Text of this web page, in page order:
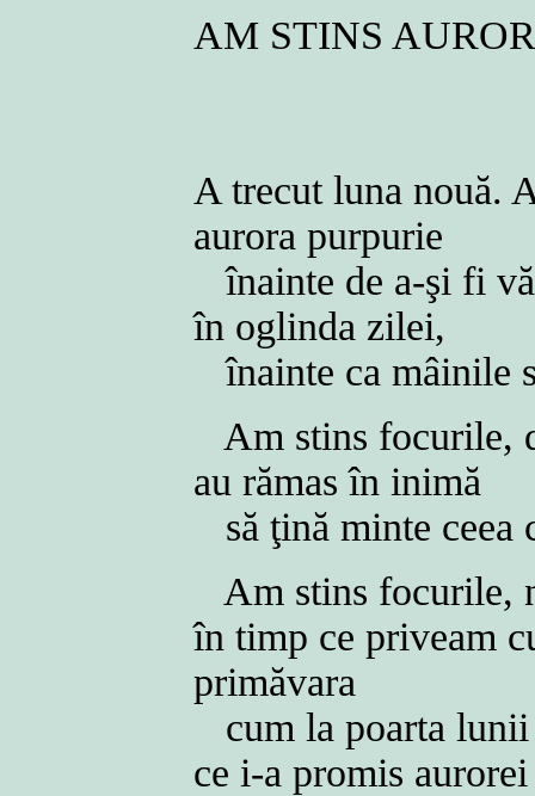
AM STINS
A trecut luna nouă.
aurora purpurie
înainte de a-şi fi
în oglinda zilei,
înainte ca mâinile
Am stins focurile,
au rămas în inimă
să ţină minte
Am stins focurile,
în timp ce priveam
primăvara
cum la poarta
ce i-a promis